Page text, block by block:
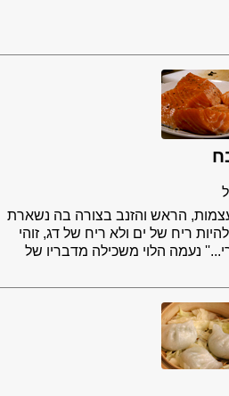
הראש והזנב בצורה בה נשארת
ריח של ים ולא ריח של דג, זוהי
נעמה הלוי משכילה מדבריו של